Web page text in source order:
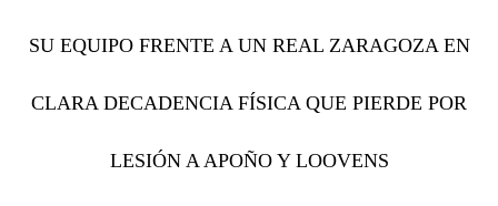
SU EQUIPO FRENTE A UN REAL ZARAGOZA EN
CLARA DECADENCIA FÍSICA QUE PIERDE POR
LESIÓN A APOÑO Y LOOVENS